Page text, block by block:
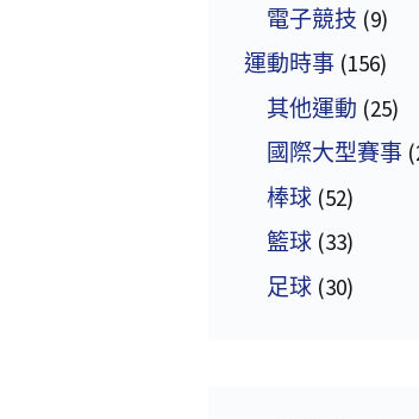
電子競技 (9)
運動時事 (156)
其他運動 (25)
國際大型賽事
棒球 (52)
籃球 (33)
足球 (30)